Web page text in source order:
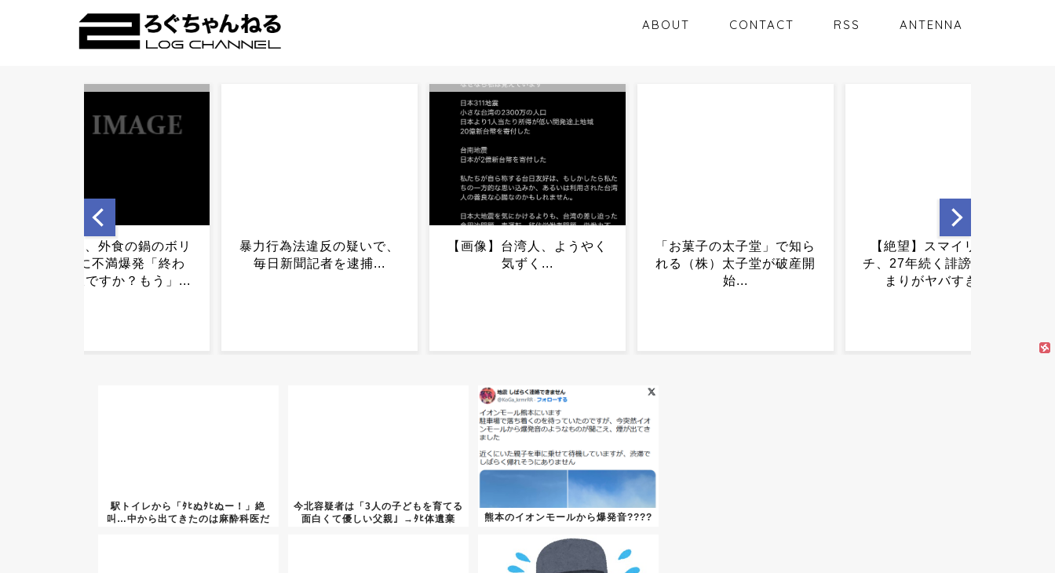
ABOUT CONTACT RSS ANTENNA
【画像】台湾人、ようやく
気ずく...
「お菓子の太子堂」で知ら
れる（株）太子堂が破産開
【絶望】スマイリーキク
チ、27年続く誹謗中傷の始
まりがヤバすぎた...
令和の日本人「このマイン
ドで生きていきたい」←実
際に試した人、お気持ち表
暴力行為法違反の疑いで、
毎日新聞記者を逮捕...
駅トイレから「ﾀﾋぬﾀﾋぬー！」絶
叫…中から出てきたのは麻酔科医だ
今北容疑者は「3人の子どもを育てる
面白くて優しい父親」→ﾀﾋ体遺棄
熊本のイオンモールから爆発音????